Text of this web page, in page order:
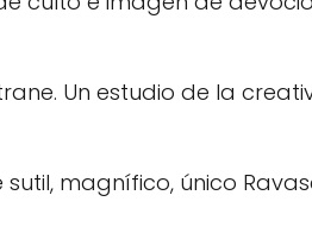
Un estudio de la
magnífico, único